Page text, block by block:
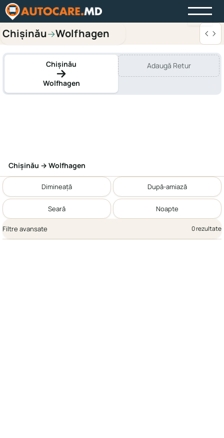
Chișinău→Wolfhagen
Chișinău
Wolfhagen
Adaugă Retur
Chișinău → Wolfhagen
Dimineață După-amiază
Seară Noapte
Filtre avansate 0 rezultate